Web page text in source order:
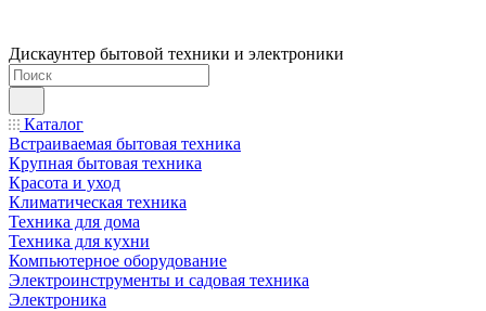
Дискаунтер бытовой техники и электроники
Каталог
Встраиваемая бытовая техника
Крупная бытовая техника
Красота и уход
Климатическая техника
Техника для дома
Техника для кухни
Компьютерное оборудование
Электроинструменты и садовая техника
Электроника